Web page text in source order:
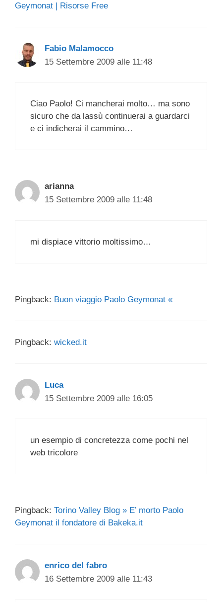
Geymonat | Risorse Free
Fabio Malamocco
15 Settembre 2009 alle 11:48
Ciao Paolo! Ci mancherai molto… ma sono
sicuro che da lassù continuerai a guardarci
e ci indicherai il cammino…
arianna
15 Settembre 2009 alle 11:48
mi dispiace vittorio moltissimo…
Pingback: Buon viaggio Paolo Geymonat «
Pingback: wicked.it
Luca
15 Settembre 2009 alle 16:05
un esempio di concretezza come pochi nel
web tricolore
Pingback: Torino Valley Blog » E’ morto Paolo
Geymonat il fondatore di Bakeka.it
enrico del fabro
16 Settembre 2009 alle 11:43